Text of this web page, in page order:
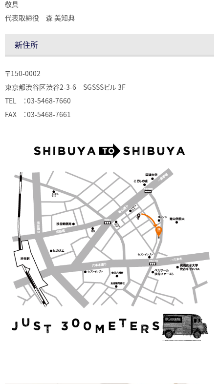
敬具
代表取締役 森 美知典
新住所
〒150-0002
東京都渋谷区渋谷2-3-6 SGSSSビル 3F
TEL ：03-5468-7660
FAX ：03-5468-7661